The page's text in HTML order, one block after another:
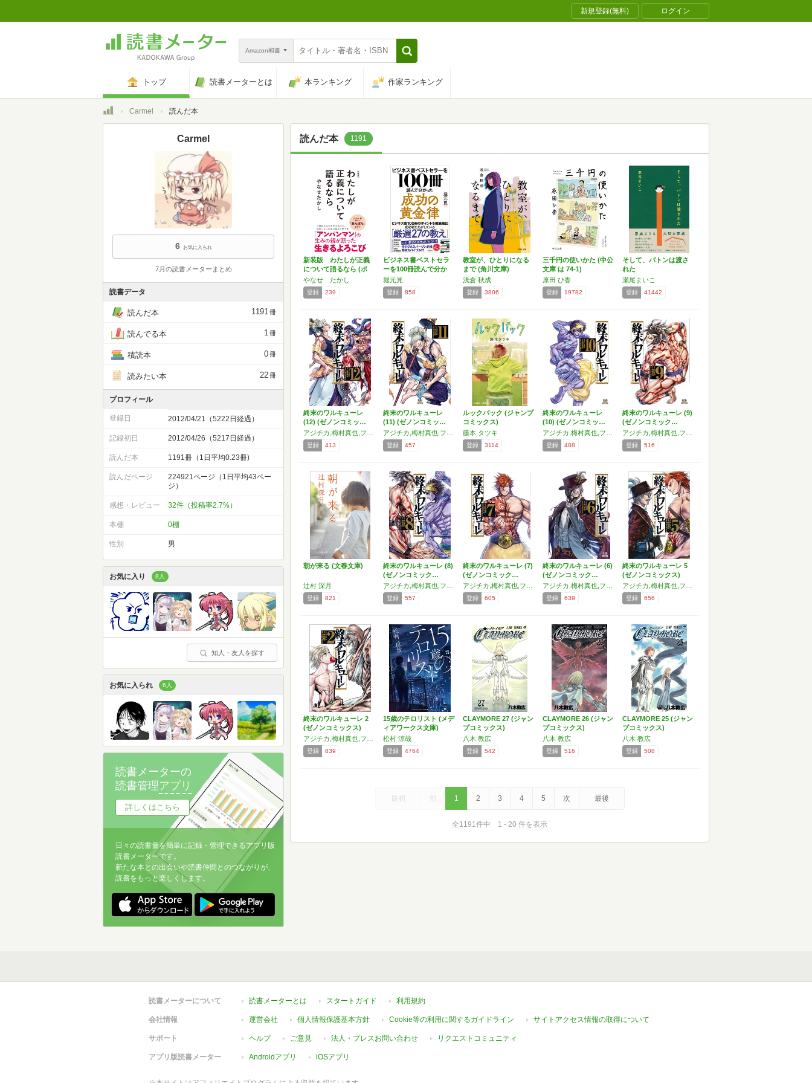
新規登録(無料) ログイン
Amazon和書
トップ 読書メーターとは 本ランキング 作家ランキング
トップCarmel 読んだ本
読んだ本 1191
新装版 わたしが正義
について語るなら (ポ
プ…
やなせ たかし
登録 239
ビジネス書ベストセラ
ーを100冊読んで分か
っ…
堀元見
登録 858
教室が、ひとりになる
まで (角川文庫)
浅倉 秋成
登録 3806
三千円の使いかた (中公
文庫 は 74-1)
原田 ひ香
登録 19782
そして、バトンは渡さ
れた
瀬尾まいこ
登録 41442
終末のワルキューレ
(12) (ゼノンコミッ…
登録 413
終末のワルキューレ
(11) (ゼノンコミッ…
登録 457
ルックバック (ジャンプ
コミックス)
藤本 タツキ
登録 3114
終末のワルキューレ
(10) (ゼノンコミッ…
登録 488
終末のワルキューレ (9)
(ゼノンコミック…
登録 516
朝が来る (文春文庫)
辻村 深月
登録 821
終末のワルキューレ (8)
(ゼノンコミック…
登録 557
終末のワルキューレ (7)
(ゼノンコミック…
登録 605
終末のワルキューレ (6)
(ゼノンコミック…
登録 639
終末のワルキューレ 5
(ゼノンコミックス)
登録 656
終末のワルキューレ 2
(ゼノンコミックス)
登録 839
15歳のテロリスト (メデ
ィアワークス文庫)
松村 涼哉
登録 4764
CLAYMORE 27 (ジャン
プコミックス)
八木 教広
登録 542
CLAYMORE 26 (ジャン
プコミックス)
八木 教広
登録 516
CLAYMORE 25 (ジャン
プコミックス)
八木 教広
登録 508
最初 前 1 2 3 4 5 次 最後
全1191件中 1 - 20 件を表示
Carmel
6 お気に入られ
7月の読書メーターまとめ
読書データ
読んだ本 1191冊
読んでる本 1冊
積読本 0冊
読みたい本 22冊
プロフィール
登録日 2012/04/21（5222日経過）
記録初日 2012/04/26（5217日経過）
読んだ本 1191冊（1日平均0.23冊)
読んだページ
224921ページ（1日平均43ペー
ジ）
感想・レビュー 32件（投稿率2.7%）
本棚 0棚
性別 男
お気に入り 8人
知人・友人を探す
お気に入られ 6人
読書メーターの
読書管理アプリ
詳しくはこちら
日々の読書量を簡単に記録・管理できるアプリ版
読書メーターです。
新たな本との出会いや読書仲間とのつながりが、
読書をもっと楽しくします。
読書メーターについて 読書メーターとは スタートガイド 利用規約
会社情報 運営会社 個人情報保護基本方針 Cookie等の利用に関するガイドライン サイトアクセス情報の取得について
サポート ヘルプ ご意見 法人・プレスお問い合わせ リクエストコミュニティ
アプリ版読書メーター Androidアプリ iOSアプリ